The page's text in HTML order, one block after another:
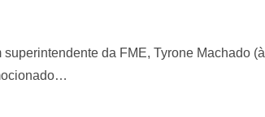
da FME, Tyrone Machado (à